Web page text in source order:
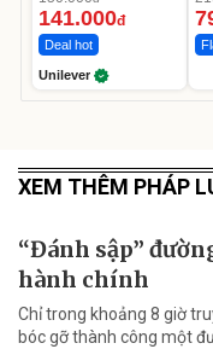
Ngày
141.000đ
Deal hot
Unilever
XEM THÊM PHÁP
“Đánh sập”
hành chính
Chỉ trong khoảng 8 giờ
bóc gỡ thành công một